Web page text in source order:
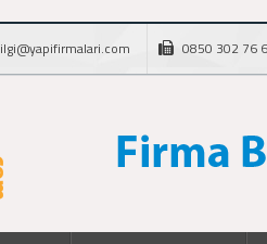
0850 302 76